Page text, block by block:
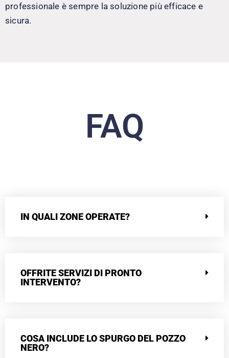
professionale è sempre la soluzione più efficace e
sicura.
FAQ
IN QUALI ZONE OPERATE?
OFFRITE SERVIZI DI PRONTO
INTERVENTO?
COSA INCLUDE LO SPURGO DEL POZZO
NERO?